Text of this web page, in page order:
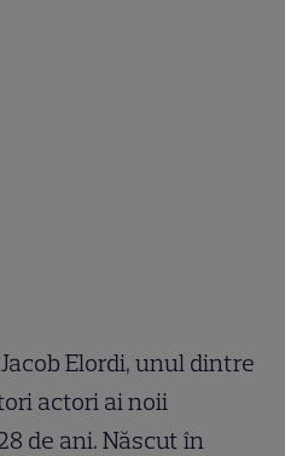
Elordi, unul dintre
actori ai noii
de ani. Născut în